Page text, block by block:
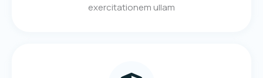
exercitationem ullam